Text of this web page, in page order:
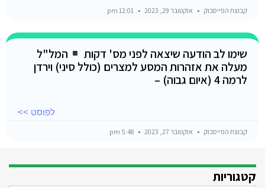
קבוצת הפייסבוק אוקטובר 29, 2023
שימו לב הודעה שיצאה לפני מס' דקות
המל"ל
מעלה את אזהרות המסע למצרים (כולל סיני) וירדן
לרמה 4 (איום גבוה) –
לפוסט >>
קבוצת הפייסבוק אוקטובר 27, 2023
קטגוריות